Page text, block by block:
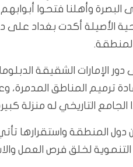
البصرة وأهلنا فتحوا
الأصيلة أكدت بغداد على
الإمارات الشقيقة
المناطق المدمرة،
التاريخي له منزلة
دول المنطقة واستقرارها
التنموية لخلق فرص العمل